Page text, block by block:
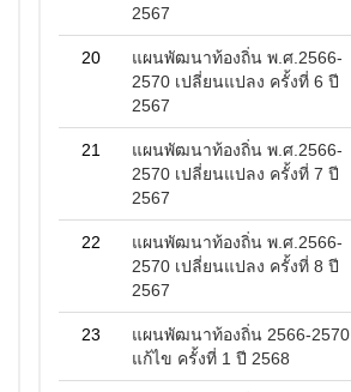
2567
20
แผนพัฒนาท้องถิ่น พ.ศ.2566-
2570 เปลี่ยนแปลง ครั้งที่ 6 ปี
2567
21
แผนพัฒนาท้องถิ่น พ.ศ.2566-
2570 เปลี่ยนแปลง ครั้งที่ 7 ปี
2567
22
แผนพัฒนาท้องถิ่น พ.ศ.2566-
2570 เปลี่ยนแปลง ครั้งที่ 8 ปี
2567
23
แผนพัฒนาท้องถิ่น 2566-2570
แก้ไข ครั้งที่ 1 ปี 2568